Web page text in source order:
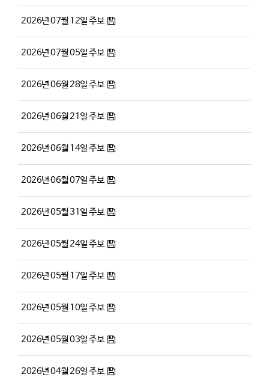
2026년 07월 12일 주보
2026년 07월 05일 주보
2026년 06월 28일 주보
2026년 06월 21일 주보
2026년 06월 14일 주보
2026년 06월 07일 주보
2026년 05월 31일 주보
2026년 05월 24일 주보
2026년 05월 17일 주보
2026년 05월 10일 주보
2026년 05월 03일 주보
2026년 04월 26일 주보